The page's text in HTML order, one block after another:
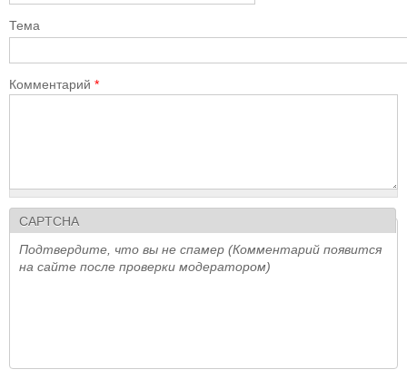
Тема
Комментарий *
CAPTCHA
Подтвердите, что вы не спамер (Комментарий появится
на сайте после проверки модератором)